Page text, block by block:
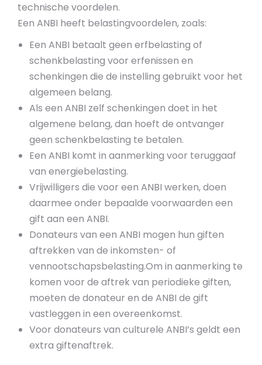
technische voordelen.
Een ANBI heeft belastingvoordelen, zoals:
Een ANBI betaalt geen erfbelasting of
schenkbelasting voor erfenissen en
schenkingen die de instelling gebruikt voor het
algemeen belang.
Als een ANBI zelf schenkingen doet in het
algemene belang, dan hoeft de ontvanger
geen schenkbelasting te betalen.
Een ANBI komt in aanmerking voor teruggaaf
van energiebelasting.
Vrijwilligers die voor een ANBI werken, doen
daarmee onder bepaalde voorwaarden een
gift aan een ANBI.
Donateurs van een ANBI mogen hun giften
aftrekken van de inkomsten- of
vennootschapsbelasting.Om in aanmerking te
komen voor de aftrek van periodieke giften,
moeten de donateur en de ANBI de gift
vastleggen in een overeenkomst.
Voor donateurs van culturele ANBI’s geldt een
extra giftenaftrek.